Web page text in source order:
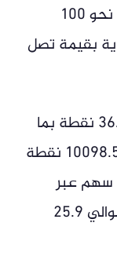
9164.16 نقطة بكمية تداول بلغت نحو 100
نقدية بقيمة تصل
وارتفع مؤشر “رئيسي 50” بنحو 36.92 نقطة بما
نسبته 0.37% ليصل إلى مستوى 10098.56 نقطة
نحو 178 مليون سهم عبر
9588 صفقة نقدية بقيمة بلغت حوالي 25.9